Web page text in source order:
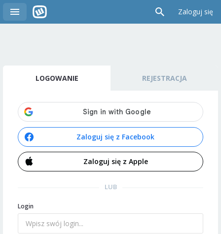
Zaloguj się
LOGOWANIE REJESTRACJA
Zaloguj się z Facebook
Zaloguj się z Apple
LUB
Login